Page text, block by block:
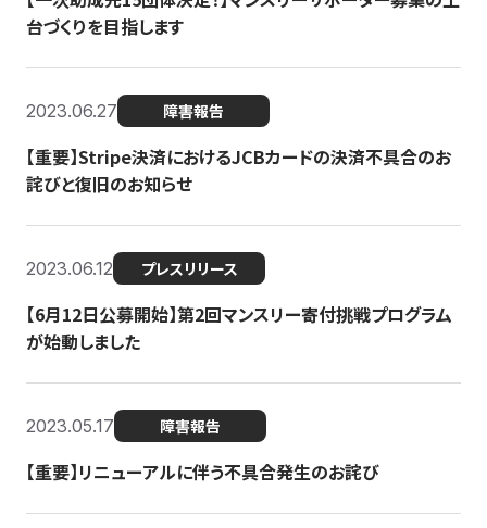
台づくりを目指します
2023.06.27 障害報告
【重要】Stripe決済におけるJCBカードの決済不具合のお
詫びと復旧のお知らせ
2023.06.12 プレスリリース
【6月12日公募開始】第2回マンスリー寄付挑戦プログラム
が始動しました
2023.05.17 障害報告
【重要】リニューアルに伴う不具合発生のお詫び